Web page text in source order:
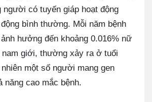
có tuyến giáp hoạt động
bình thường. Mỗi năm bệnh
hưởng đến khoảng 0.016% nữ
giới, thường xảy ra ở tuổi
một số người mang gen
năng cao mắc bệnh.